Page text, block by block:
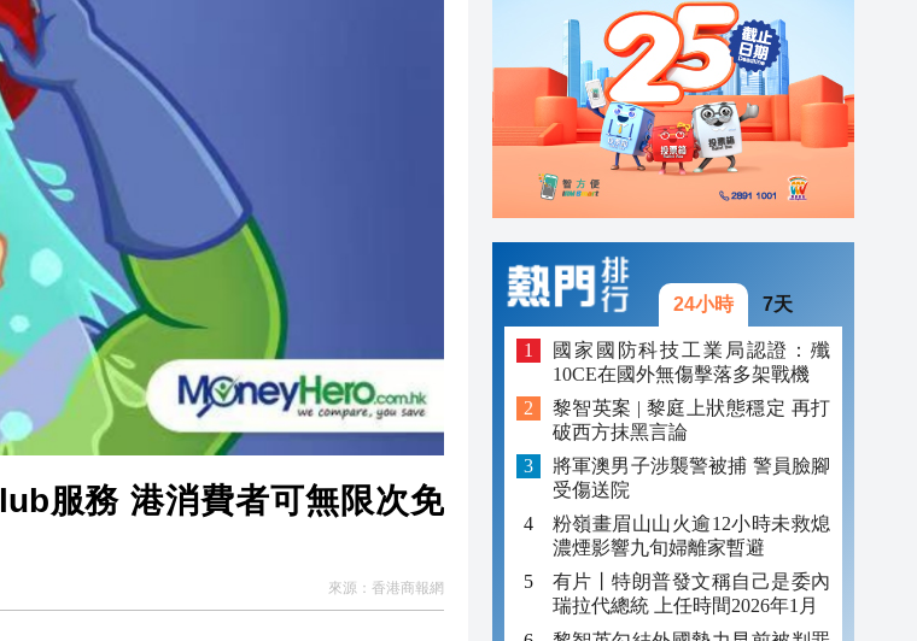
承新篇章
家有權自主選擇合作夥伴
統邁向現代
近936億
20:39
新篇章
20:34
家有權自主選擇合作夥伴
20:31
服務 港消費者可無限次免
來源： 香港商報網
24小時 7天
國家國防科技工業局認證：殲
10CE在國外無傷擊落多架戰機
黎智英案 | 黎庭上狀態穩定 再打
破西方抹黑言論
將軍澳男子涉襲警被捕 警員臉腳
受傷送院
粉嶺畫眉山山火逾12小時未救熄
濃煙影響九旬婦離家暫避
有片丨特朗普發文稱自己是委內
瑞拉代總統 上任時間2026年1月